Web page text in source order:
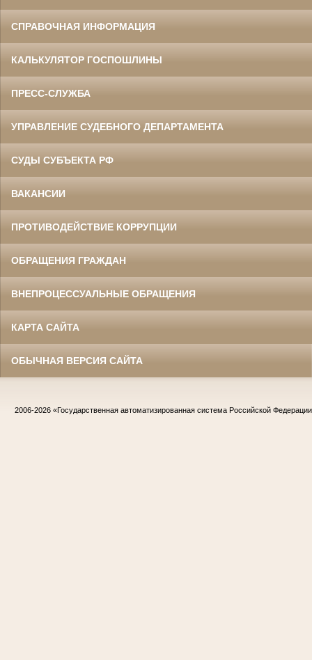
СПРАВОЧНАЯ ИНФОРМАЦИЯ
КАЛЬКУЛЯТОР ГОСПОШЛИНЫ
ПРЕСС-СЛУЖБА
УПРАВЛЕНИЕ СУДЕБНОГО ДЕПАРТАМЕНТА
СУДЫ СУБЪЕКТА РФ
ВАКАНСИИ
ПРОТИВОДЕЙСТВИЕ КОРРУПЦИИ
ОБРАЩЕНИЯ ГРАЖДАН
ВНЕПРОЦЕССУАЛЬНЫЕ ОБРАЩЕНИЯ
КАРТА САЙТА
ОБЫЧНАЯ ВЕРСИЯ САЙТА
2006-2026 «Государственная автоматизированная система Российской